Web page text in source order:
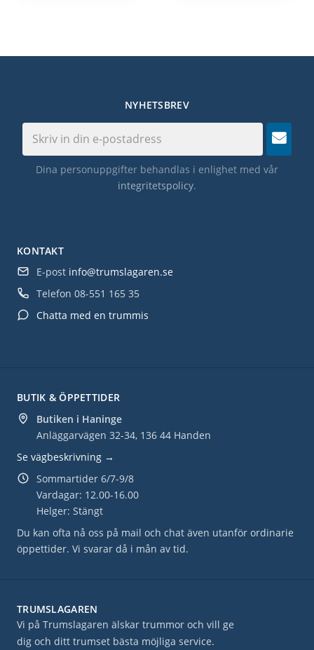
BUTIK & ÖPPETTIDER
Butiken i Haninge
Anläggarvägen 32-34, 136 44 Handen
Se vägbeskrivning →
Sommartider 6/7-9/8
Vardagar: 12.00-16.00
Helger: Stängt
Du kan ofta nå oss på mail och chat även utanför ordinarie
öppettider. Vi svarar då i mån av tid.
KONTAKT
E-post info@trumslagaren.se
Telefon 08-551 165 35
Chatta med en trummis
TRUMSLAGAREN
Vi på Trumslagaren älskar trummor och vill ge
dig och ditt trumset bästa möjliga service.
NYHETSBREV
Dina personuppgifter behandlas i enlighet med vår
integritetspolicy.